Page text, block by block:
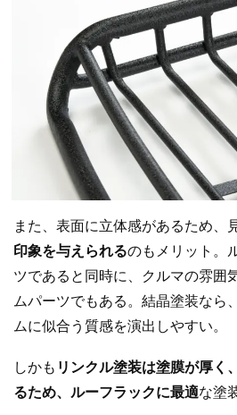
また、表面に立体感があるため、
印象を与えられるのもメリット。
ツであると同時に、クルマの雰囲
ムパーツでもある。結晶塗装なら
ムに似合う質感を演出しやすい。
しかも リンクル塗装は塗膜が厚く
るため、ルーフラックに最適な塗